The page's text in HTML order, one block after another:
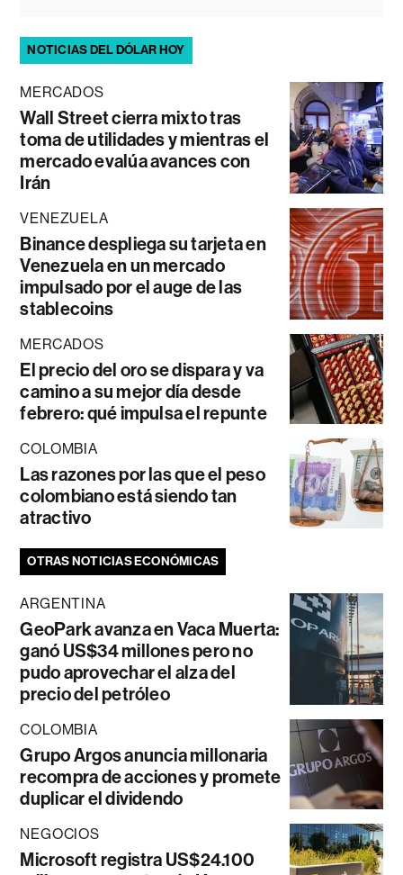
NOTICIAS DEL DÓLAR HOY
MERCADOS
Wall Street cierra mixto tras
toma de utilidades y mientras el
mercado evalúa avances con
Irán
VENEZUELA
Binance despliega su tarjeta en
Venezuela en un mercado
impulsado por el auge de las
stablecoins
MERCADOS
El precio del oro se dispara y va
camino a su mejor día desde
febrero: qué impulsa el repunte
COLOMBIA
Las razones por las que el peso
colombiano está siendo tan
atractivo
OTRAS NOTICIAS ECONÓMICAS
ARGENTINA
GeoPark avanza en Vaca Muerta:
ganó US$34 millones pero no
pudo aprovechar el alza del
precio del petróleo
COLOMBIA
Grupo Argos anuncia millonaria
recompra de acciones y promete
duplicar el dividendo
NEGOCIOS
Microsoft registra US$24.100